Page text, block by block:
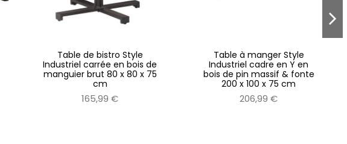
Table de bistro Style
Industriel carrée en bois de
manguier brut 80 x 80 x 75
cm
165,99 €
Table à manger Style
Industriel cadre en Y en
bois de pin massif & fonte
200 x 100 x 75 cm
206,99 €